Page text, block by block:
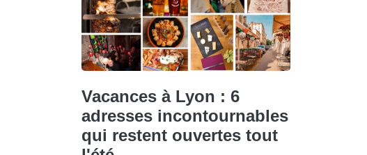
Vacances à Lyon : 6
adresses incontournables
qui restent ouvertes tout